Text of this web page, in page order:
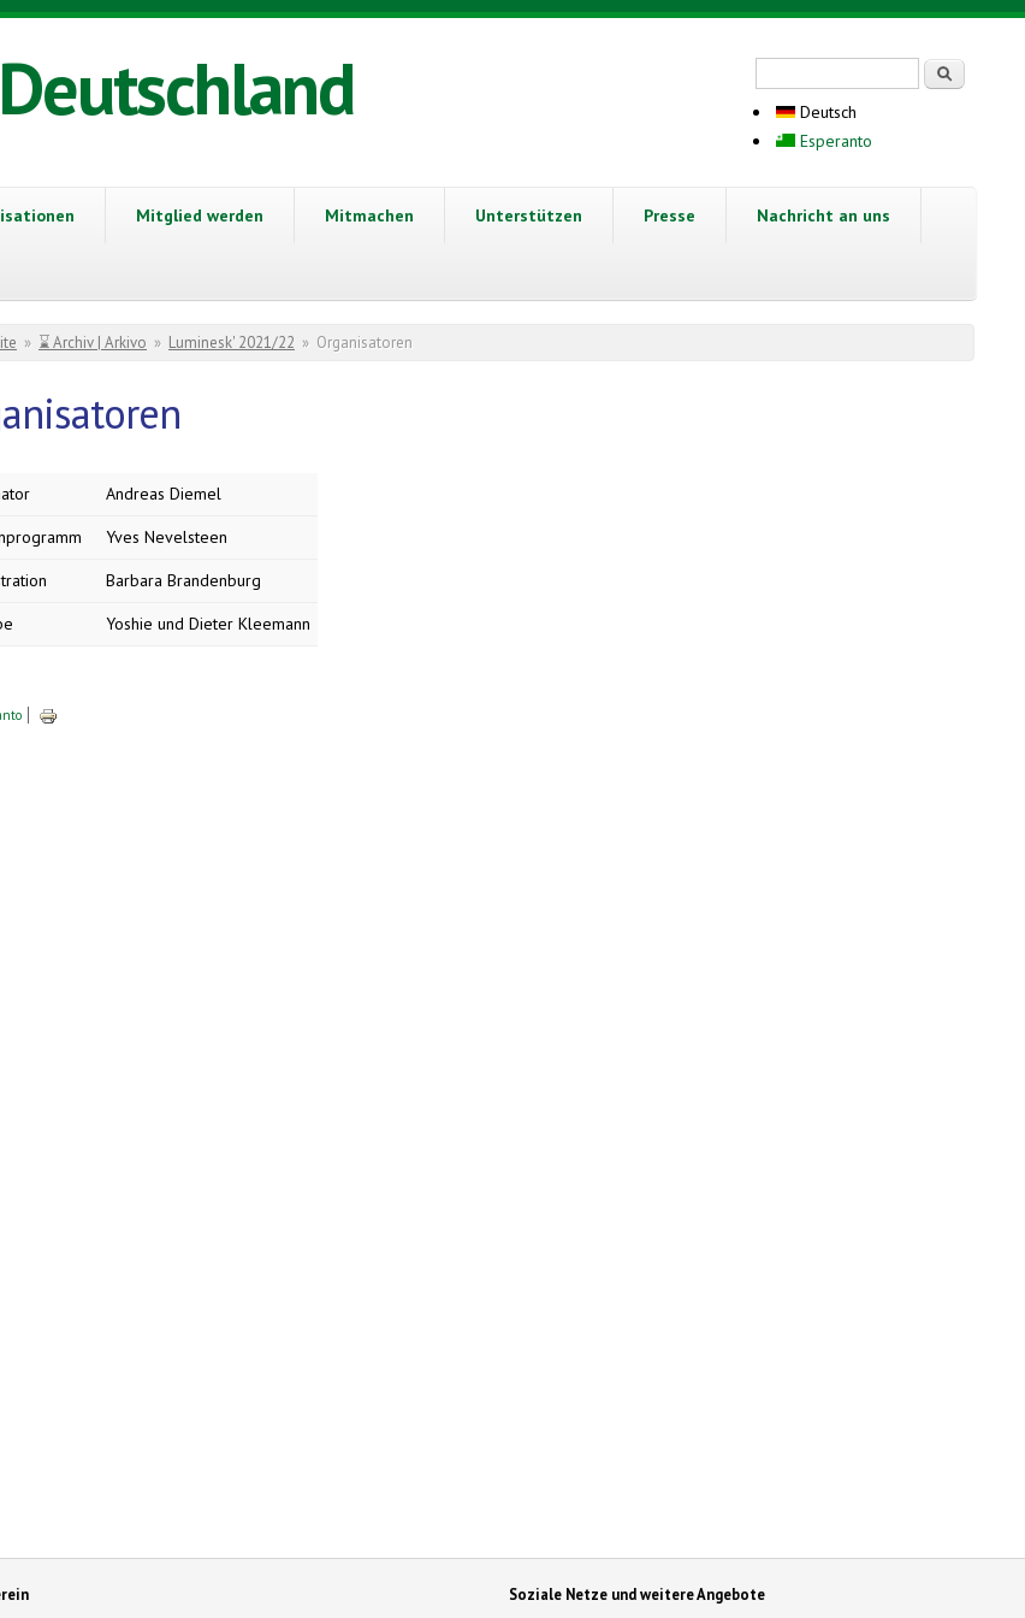
Deutsch
Esperanto
Mitglied werden Mitmachen Unterstützen Presse Nachricht an uns
hier
» ⌛ Archiv | Arkivo » Luminesk' 2021/22 » Organisatoren
Andreas Diemel
Yves Nevelsteen
Barbara Brandenburg
Yoshie und Dieter Kleemann
Soziale Netze und weitere Angebote